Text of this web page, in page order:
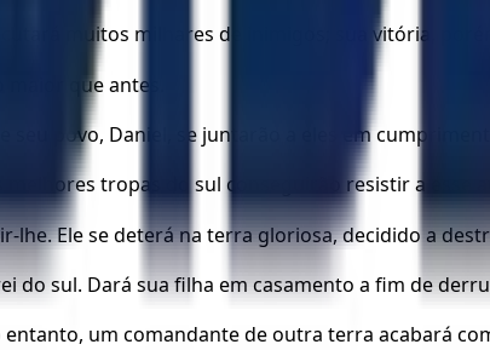
muitos milhares de inimigos; sua vitória,
que antes.
povo, Daniel, se juntarão a eles em
tropas do sul conseguirão resistir a esse
lhe. Ele se deterá na terra gloriosa, decidido a
do sul. Dará sua filha em casamento a fim de
um comandante de outra terra acabará